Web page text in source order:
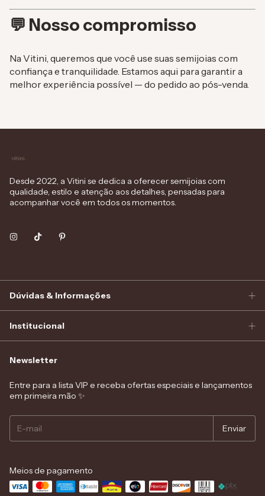
💬 Nosso compromisso
Na Vitini, queremos que você use suas semijoias com
confiança e tranquilidade. Estamos aqui para garantir a
melhor experiência possível — do pedido ao pós-venda.
Desde 2022, a Vitini se dedica a oferecer semijoias com
qualidade, estilo e atenção aos detalhes, pensadas para
acompanhar você em todos os momentos.
Dúvidas & Informações
Institucional
Newsletter
Entre para a lista VIP e receba ofertas especiais e lançamentos
em primeira mão ✨
Meios de pagamento